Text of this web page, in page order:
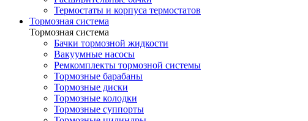
Термостаты и корпуса термостатов
Тормозная система
Тормозная система
Бачки тормозной жидкости
Вакуумные насосы
Ремкомплекты тормозной системы
Тормозные барабаны
Тормозные диски
Тормозные колодки
Тормозные суппорты